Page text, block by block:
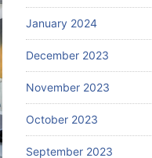
January 2024
December 2023
November 2023
October 2023
September 2023